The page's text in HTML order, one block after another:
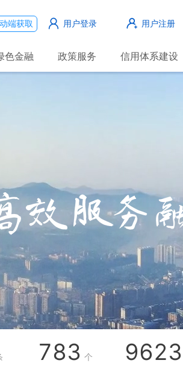
端获取 用户登录 用户注册
色金融 政策服务 信用体系建设
783 个
9623